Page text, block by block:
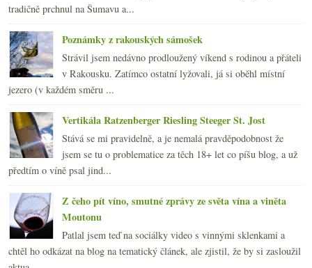
tradičně prchnul na Šumavu a...
Poznámky z rakouských sámošek
Strávil jsem nedávno prodloužený víkend s rodinou a přáteli
v Rakousku. Zatímco ostatní lyžovali, já si oběhl místní
jezero (v každém směru ...
Vertikála Ratzenberger Riesling Steeger St. Jost
Stává se mi pravidelně, a je nemalá pravděpodobnost že
jsem se tu o problematice za těch 18+ let co píšu blog, a už
předtím o víně psal jind...
Z čeho pít víno, smutné zprávy ze světa vína a viněta
Moutonu
Patlal jsem teď na sociálky video s vinnými sklenkami a
chtěl ho odkázat na blog na tematický článek, ale zjistil, že by si zasloužil